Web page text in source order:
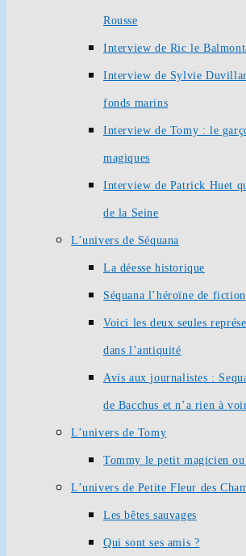
Rousse
Interview de Ric le
Interview de Sylvie
fonds marins
Interview de Tomy : le
magiques
Interview de Patrick Huet
de la Seine
L’univers de Séquana
La déesse historique
Séquana l’héroïne de fiction
Voici les deux seules
dans l’antiquité
Avis aux journalistes :
de Bacchus et n’a rien à
L’univers de Tomy
Tommy le petit magicien
L’univers de Petite Fleur des
Les bêtes sauvages
Qui sont ses amis ?